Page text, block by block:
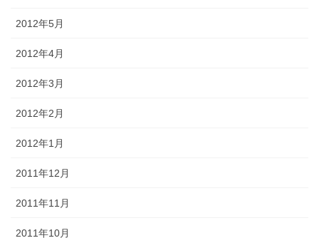
2012年5月
2012年4月
2012年3月
2012年2月
2012年1月
2011年12月
2011年11月
2011年10月